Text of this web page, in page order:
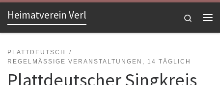
Zum Inhalt springen
Heimatverein Verl
Search
PLATTDEUTSCH
REGELMÄSSIGE VERANSTALTUNGEN, 14 TÄGLICH
Plattdeutscher Singkreis